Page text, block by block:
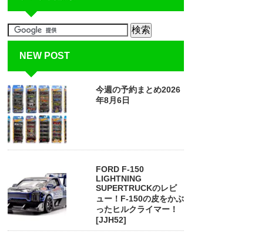
NEW POST
今週の予約まとめ2026
年8月6日
FORD F-150
LIGHTNING
SUPERTRUCKのレビ
ュー！F-150の皮をかぶ
ったヒルクライマー！
[JJH52]